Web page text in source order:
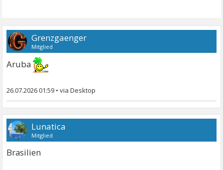
Grenzgaenger
Mitglied
Aruba
26.07.2026 01:59 •
Lunatica
Mitglied
Brasilien